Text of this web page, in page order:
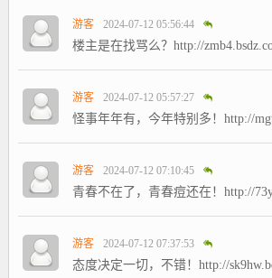
游客 2024-07-12 05:56:44
楼主是在找骂么？http://
游客 2024-07-12 05:57:27
怪事年年有，今年特别多！http://
游客 2024-07-12 07:10:45
青春不在了，青春痘还在！http://
游客 2024-07-12 07:37:53
态度决定一切，不错！http://